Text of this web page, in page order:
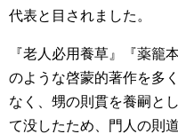
代表と目されました。
『老人必用養草』『薬籠
のような啓蒙的著作を多
なく、甥の則貫を養嗣と
て没したため、門人の則